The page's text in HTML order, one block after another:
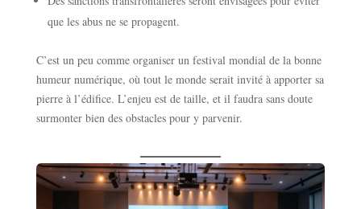
que les abus ne se propagent.
C’est un peu comme organiser un festival mondial de la bonne
humeur numérique, où tout le monde serait invité à apporter sa
pierre à l’édifice. L’enjeu est de taille, et il faudra sans doute
surmonter bien des obstacles pour y parvenir.